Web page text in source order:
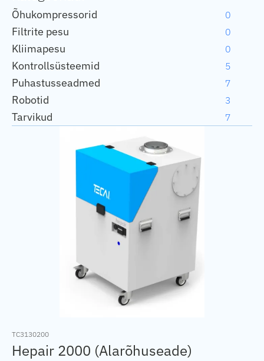
Õhukompressorid 0
Filtrite pesu 0
Kliimapesu 0
Kontrollsüsteemid 5
Puhastusseadmed 7
Robotid 3
Tarvikud 7
TC3130200
Hepair 2000 (Alarõhuseade)